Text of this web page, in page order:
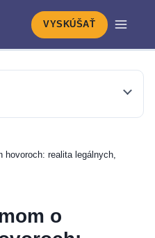
VYSKÚŠAŤ
hovoroch: realita legálnych,
o